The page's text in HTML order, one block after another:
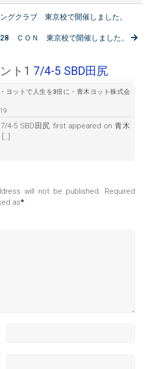
グクラブ 東京校で開催しました。
ＣＯＮ 東京校で開催しました。
ト1 7/4-5 SBD田尻
- ヨットで人生を3倍に・青木ヨット株式会
4-5 SBD田尻 first appeared on 青木
will not be published. Required
as*